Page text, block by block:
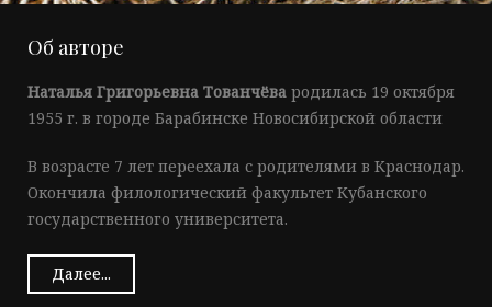
Об авторе
Наталья Григорьевна Тованчёва родилась 19 октября
1955 г. в городе Барабинске Новосибирской области
В возрасте 7 лет переехала с родителями в Краснодар.
Окончила филологический факультет Кубанского
государственного университета.
Далее...